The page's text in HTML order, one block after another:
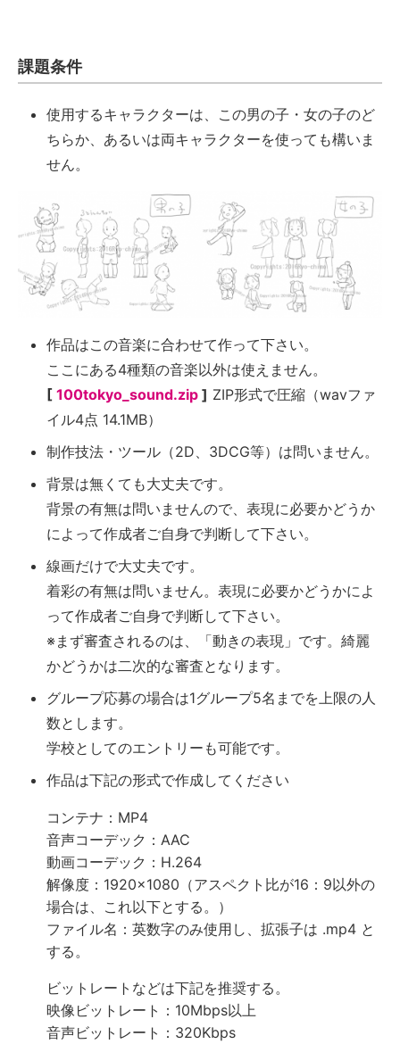
課題条件
使用するキャラクターは、この男の子・女の子のど
ちらか、あるいは両キャラクターを使っても構いま
せん。
作品はこの音楽に合わせて作って下さい。
ここにある4種類の音楽以外は使えません。
[ 100tokyo_sound.zip ] ZIP形式で圧縮（wavファ
イル4点 14.1MB）
制作技法・ツール（2D、3DCG等）は問いません。
背景は無くても大丈夫です。
背景の有無は問いませんので、表現に必要かどうか
によって作成者ご自身で判断して下さい。
線画だけで大丈夫です。
着彩の有無は問いません。表現に必要かどうかによ
って作成者ご自身で判断して下さい。
※まず審査されるのは、「動きの表現」です。綺麗
かどうかは二次的な審査となります。
グループ応募の場合は1グループ5名までを上限の人
数とします。
学校としてのエントリーも可能です。
作品は下記の形式で作成してください
コンテナ：MP4
音声コーデック：AAC
動画コーデック：H.264
解像度：1920×1080（アスペクト比が16：9以外の
場合は、これ以下とする。）
ファイル名：英数字のみ使用し、拡張子は .mp4 と
する。
ビットレートなどは下記を推奨する。
映像ビットレート：10Mbps以上
音声ビットレート：320Kbps